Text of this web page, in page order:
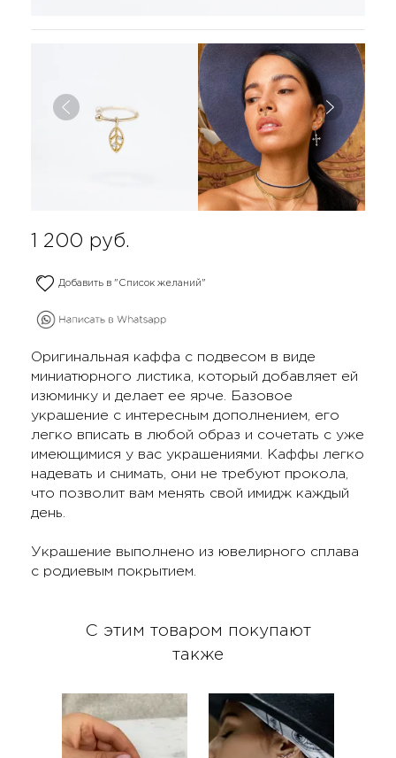
1 200 руб.
Добавить в "Список желаний"
Оригинальная каффа с подвесом в виде
миниатюрного листика, который добавляет ей
изюминку и делает ее ярче. Базовое
украшение с интересным дополнением, его
легко вписать в любой образ и сочетать с уже
имеющимися у вас украшениями. Каффы легко
надевать и снимать, они не требуют прокола,
что позволит вам менять свой имидж каждый
день.
Украшение выполнено из ювелирного сплава
с родиевым покрытием.
С этим товаром покупают
также